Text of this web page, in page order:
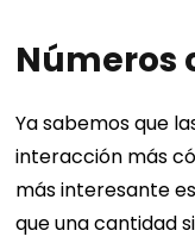
Números
Ya sabemos que
interacción más
más interesante
que una cantidad